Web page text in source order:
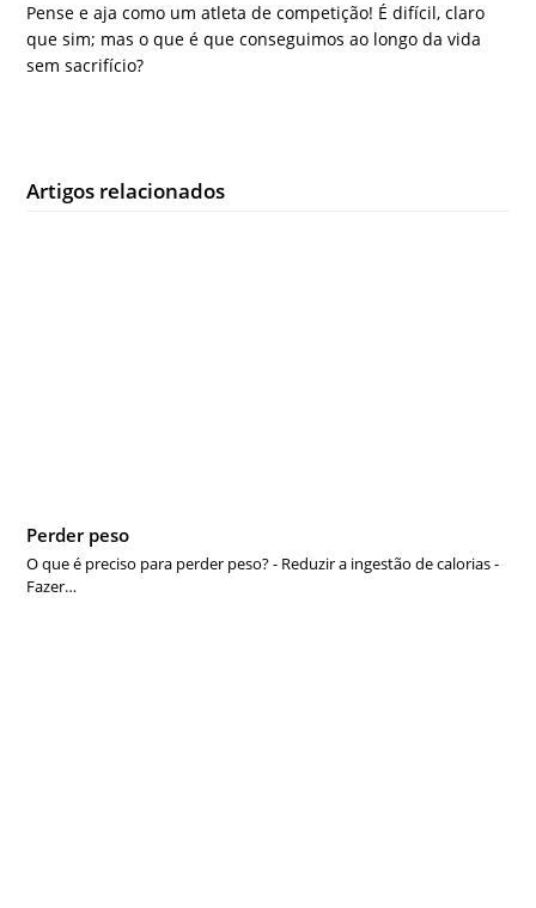
Pense e aja como um atleta de competição! É difícil, claro
que sim; mas o que é que conseguimos ao longo da vida
sem sacrifício?
Artigos relacionados
Perder peso
O que é preciso para perder peso? - Reduzir a ingestão de calorias -
Fazer…